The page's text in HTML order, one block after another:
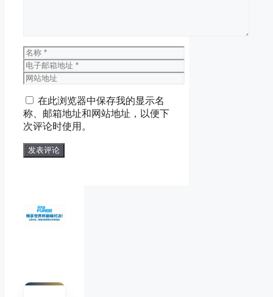
名
称
电
子
箱
地
址
网
地
址
在此浏览器中保存我的显示名
称、邮箱地址和网站地址，以便下
次评论时使用。